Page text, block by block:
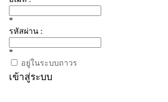
*
รหัสผ่าน :
*
อยู่ในระบบถาวร
เข้าสู่ระบบ